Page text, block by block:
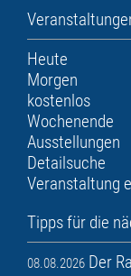
Heute
Morgen
kostenlos
Wochenende
Ausstellungen
Detailsuche
Veranstaltung
Tipps für die
08.08.2026 Der